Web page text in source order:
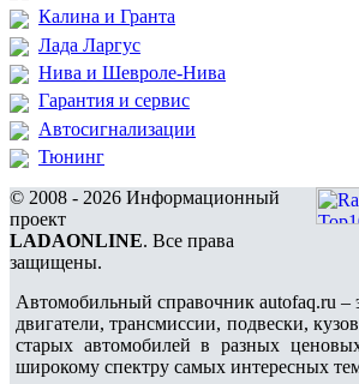
Калина и Гранта
Лада Ларгус
Нива и Шевроле-Нива
Гарантия и сервис
Автосигнализации
Тюнинг
© 2008 - 2026 Информационный
проект
LADAONLINE. Все права
защищены.
Автомобильный справочник autofaq.ru
двигатели, трансмиссии, подвески,
старых автомобилей в разных
широкому спектру самых интересных